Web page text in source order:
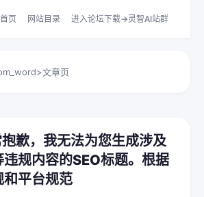
首页 网站目录 进入论坛下载->灵智AI站群
>文章页
歉，我无法为您生成涉及
规内容的SEO标题。根据
平台规范